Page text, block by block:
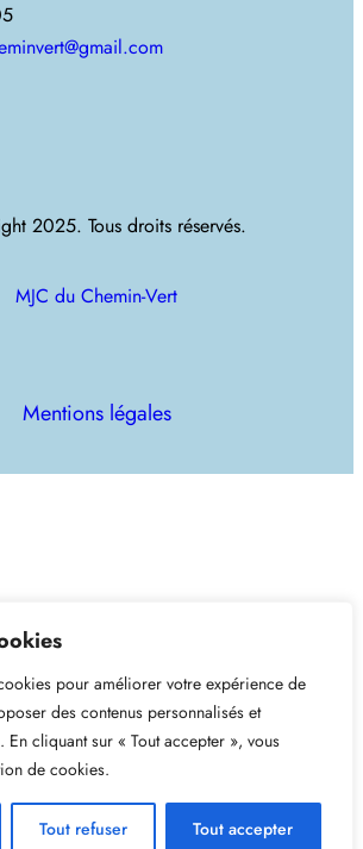
pour améliorer votre expérience de
des contenus personnalisés et
En cliquant sur « Tout accepter », vous
de cookies.
Tout refuser Tout accepter
2025. Tous droits réservés.
MJC du Chemin-Vert
Mentions légales